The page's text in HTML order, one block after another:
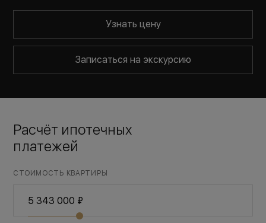
Узнать цену
Записаться на экскурсию
Расчёт ипотечных
платежей
СТОИМОСТЬ КВАРТИРЫ